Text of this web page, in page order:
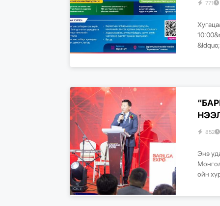
771
852
Энэ
ойн